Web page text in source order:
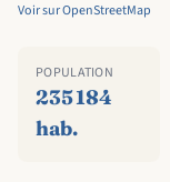
Voir sur OpenStreetMap
POPULATION
235 184
hab.